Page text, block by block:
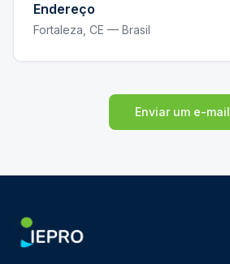
Endereço
Fortaleza, CE — Brasil
Enviar um e-mail